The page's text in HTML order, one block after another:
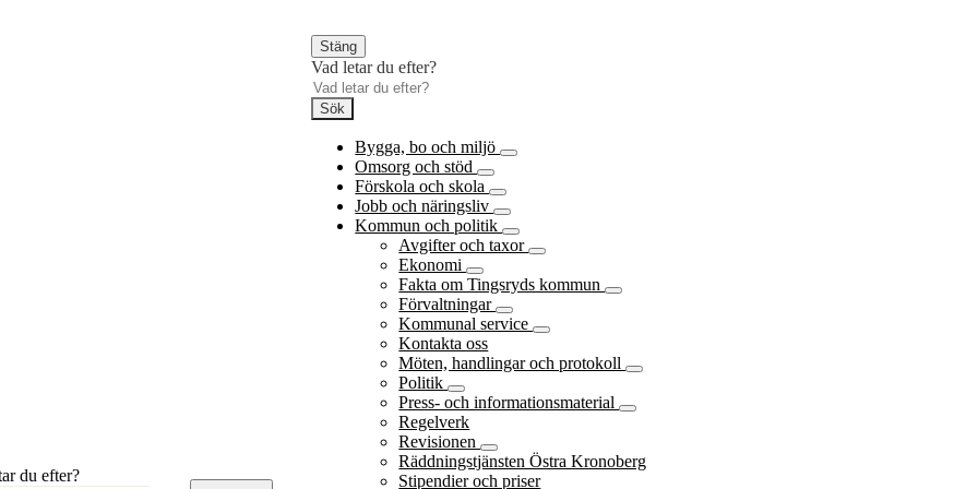
du efter?
Stäng
Vad letar du efter?
Sök
Bygga, bo och miljö
Omsorg och stöd
Förskola och skola
Jobb och näringsliv
Kommun och politik
Avgifter och taxor
Ekonomi
Fakta om Tingsryds kommun
Förvaltningar
Kommunal service
Kontakta oss
Möten, handlingar och protokoll
Politik
Press- och informationsmaterial
Regelverk
Revisionen
Räddningstjänsten Östra Kronoberg
Stipendier och priser